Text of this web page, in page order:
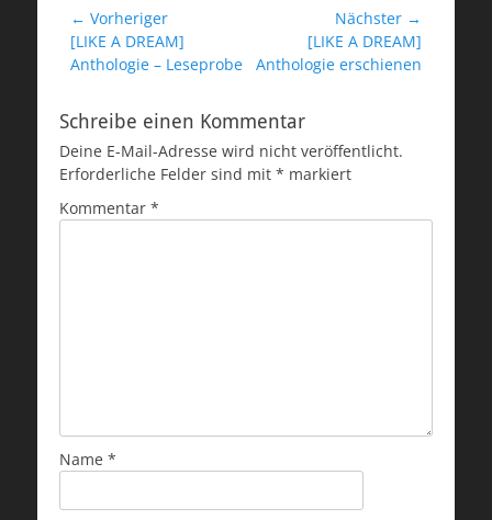
Beitragsnavigation
← Vorheriger
Vorheriger
Beitrag:
[LIKE A DREAM]
Anthologie – Leseprobe
Nächster →
Nächster
Beitrag:
[LIKE A DREAM]
Anthologie erschienen
Schreibe einen Kommentar
Deine E-Mail-Adresse wird nicht veröffentlicht.
Erforderliche Felder sind mit * markiert
Kommentar *
Name *